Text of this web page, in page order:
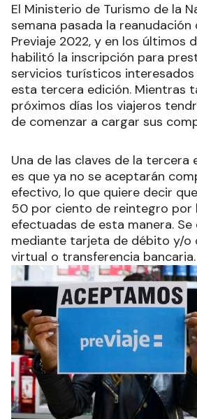
El Ministerio de Turismo de la
semana pasada la
Previaje 2022, y en los últimos
habilitó la inscripción para
servicios turísticos
esta tercera edición. Mientras
próximos días los viajeros
de comenzar a cargar sus
Una de las claves de la tercera
es que ya no se aceptarán
efectivo, lo que quiere decir
50 por ciento de reintegro por
efectuadas de esta manera.
mediante tarjeta de débito y/o
virtual o transferencia bancaria.